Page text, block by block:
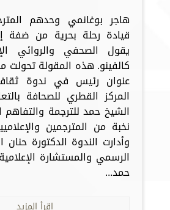
هاجر بوغانمي وحدهم
قيادة رحلة بحرية من ضفة
يقول الصحفي والروائي
كالفينو. هذه المقولة
عنوان رئيس في ندوة
المركز القطري للصحافة
الشيخ حمد للترجمة والتفاهم
نخبة من المترجمين
وأدارت الندوة الدكتورة
الرسمي والمستشارة
حمد...
إقرأ المزيد